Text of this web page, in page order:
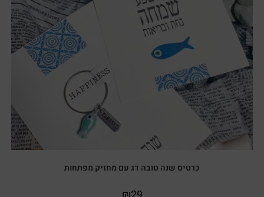
כרטיס שנה טובה דג עם מחזיק מפתחות